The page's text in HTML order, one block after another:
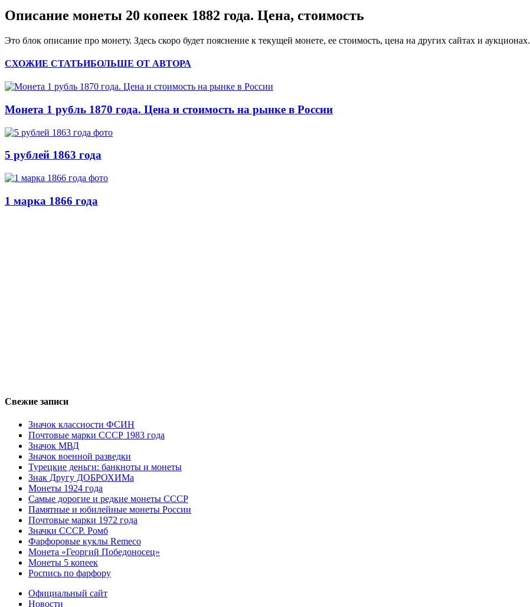
Описание монеты 20 копеек 1882 года. Цена, стоимость
Это блок описание про монету. Здесь скоро будет пояснение к текущей монете, ее стоимость, цена на других сайтах и аукционах.
СХОЖИЕ СТАТЬИБОЛЬШЕ ОТ АВТОРА
Монета 1 рубль 1870 года. Цена и стоимость на рынке в России
5 рублей 1863 года
1 марка 1866 года
Свежие записи
Значок классности ФСИН
Почтовые марки СССР 1983 года
Значок МВД
Значок военной разведки
Турецкие деньги: банкноты и монеты
Знак Другу ДОБРОХИМа
Монеты 1924 года
Самые дорогие и редкие монеты СССР
Памятные и юбилейные монеты России
Почтовые марки 1972 года
Значки СССР. Ромб
Фарфоровые куклы Remeco
Монета «Георгий Победоносец»
Монеты 5 копеек
Роспись по фарфору
Официальный сайт
Новости